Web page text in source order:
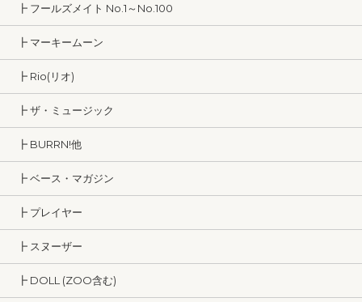
┣ フールズメイト No.1～No.100
┣ マーキームーン
┣ Rio(リオ)
┣ ザ・ミュージック
┣ BURRN!他
┣ ベース・マガジン
┣ プレイヤー
┣ スヌーザー
┣ DOLL (ZOO含む)